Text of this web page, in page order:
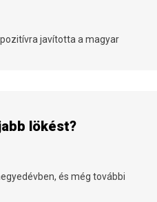
javította a magyar
lökést?
és még további